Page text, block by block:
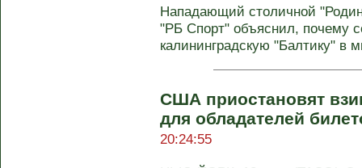
Нападающий столичной
"РБ Спорт" объяснил, почему
калининградскую "Балтику" в
США приостановят
для обладателей
20:24:55